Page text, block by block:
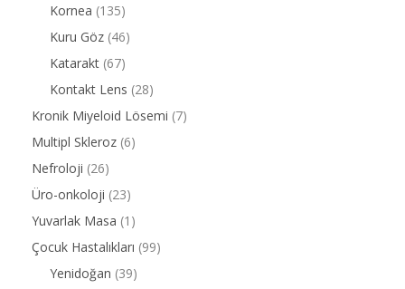
Kornea (135)
Kuru Göz (46)
Katarakt (67)
Kontakt Lens (28)
Kronik Miyeloid Lösemi (7)
Multipl Skleroz (6)
Nefroloji (26)
Üro-onkoloji (23)
Yuvarlak Masa (1)
Çocuk Hastalıkları (99)
Yenidoğan (39)